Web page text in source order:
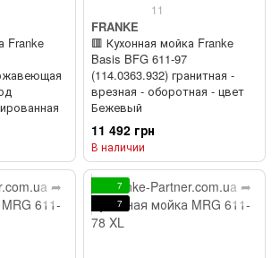
Franke
11
FRANKE
🟥 Кухонная мойка Franke
Basis BFG 611-97
(114.0363.932) гранитная -
врезная - оборотная - цвет
Бежевый
11 492 грн
В наличии
7
7